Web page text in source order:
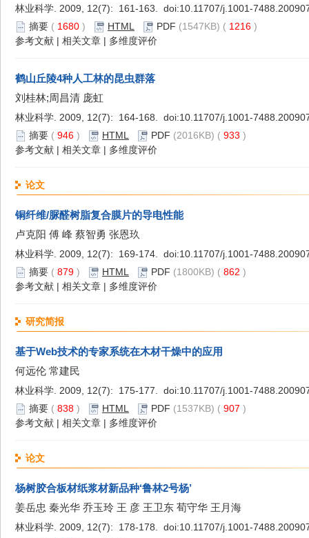
林业科学. 2009, 12(7): 161-163. doi:10.11707/j.1001-
摘要 ( 1680 ) HTML PDF (1547KB) ( 1216 )
参考文献 | 相关文章 | 多维度评价
鹤山丘陵4种人工林的昆虫群落
刘桂林;周昌清 庞虹
林业科学. 2009, 12(7): 164-168. doi:10.11707/j.1001-
摘要 ( 946 ) HTML PDF (2016KB) ( 933 )
参考文献 | 相关文章 | 多维度评价
论文
铜纤维/脲醛树脂复合膜片的导电性能
卢克阳 傅 峰 蔡智勇 张恩玖
林业科学. 2009, 12(7): 169-174. doi:10.11707/j.1001-
摘要 ( 879 ) HTML PDF (1800KB) ( 862 )
参考文献 | 相关文章 | 多维度评价
研究简报
基于Web技术的专家系统在木材干燥中的应用
何远伦 常建民
林业科学. 2009, 12(7): 175-177. doi:10.11707/j.1001-
摘要 ( 838 ) HTML PDF (1537KB) ( 907 )
参考文献 | 相关文章 | 多维度评价
论文
杨树胶合板材纸浆材新品种‘鲁林2号杨’
姜岳忠 秦光华 乔玉玲 王 彦 王卫东 荀守华 王月海
林业科学. 2009, 12(7): 178-178. doi:10.11707/j.1001-